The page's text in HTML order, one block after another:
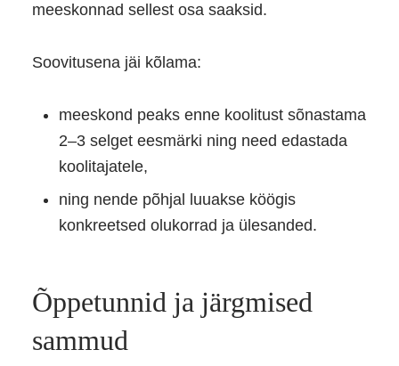
meeskonnad sellest osa saaksid.
Soovitusena jäi kõlama:
meeskond peaks enne koolitust sõnastama
2–3 selget eesmärki ning need edastada
koolitajatele,
ning nende põhjal luuakse köögis
konkreetsed olukorrad ja ülesanded.
Õppetunnid ja järgmised
sammud